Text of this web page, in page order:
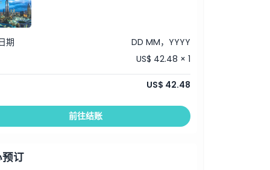
期
DD MM，YYYY
US$ 42.48 × 1
US$ 42.48
前往结账
订